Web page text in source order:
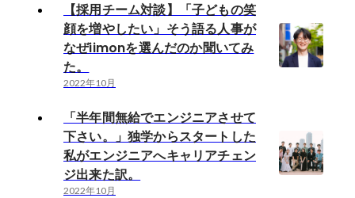
【採用チーム対談】「子どもの笑
顔を増やしたい」そう語る人事が
なぜiimonを選んだのか聞いてみ
た。
2022年10月
「半年間無給でエンジニアさせて
下さい。」独学からスタートした
私がエンジニアへキャリアチェン
ジ出来た訳。
2022年10月